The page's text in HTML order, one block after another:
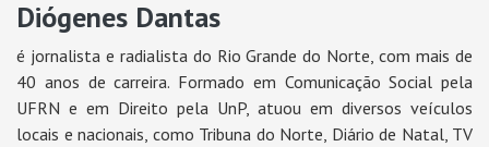
Diógenes Dantas
é jornalista e radialista do Rio Grande do Norte, com mais de
40 anos de carreira. Formado em Comunicação Social pela
UFRN e em Direito pela UnP, atuou em diversos veículos
locais e nacionais, como Tribuna do Norte, Diário de Natal, TV